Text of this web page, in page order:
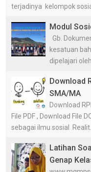
terjadinya kelompok
Modul
Gb.
kesatuan
dipelajari
Download
SMA/MA
Download
File PDF , Download File
sebagai ilmu sosial
Latihan
Genap